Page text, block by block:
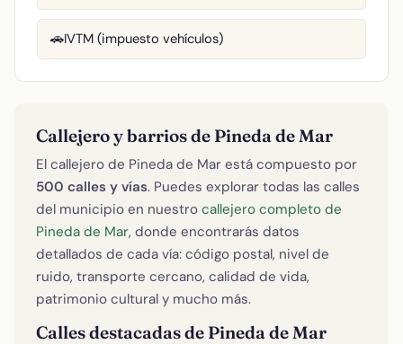
🚗IVTM (impuesto vehículos)
Callejero y barrios de Pineda de Mar
El callejero de Pineda de Mar está compuesto por
500 calles y vías. Puedes explorar todas las calles
del municipio en nuestro callejero completo de
Pineda de Mar, donde encontrarás datos
detallados de cada vía: código postal, nivel de
ruido, transporte cercano, calidad de vida,
patrimonio cultural y mucho más.
Calles destacadas de Pineda de Mar